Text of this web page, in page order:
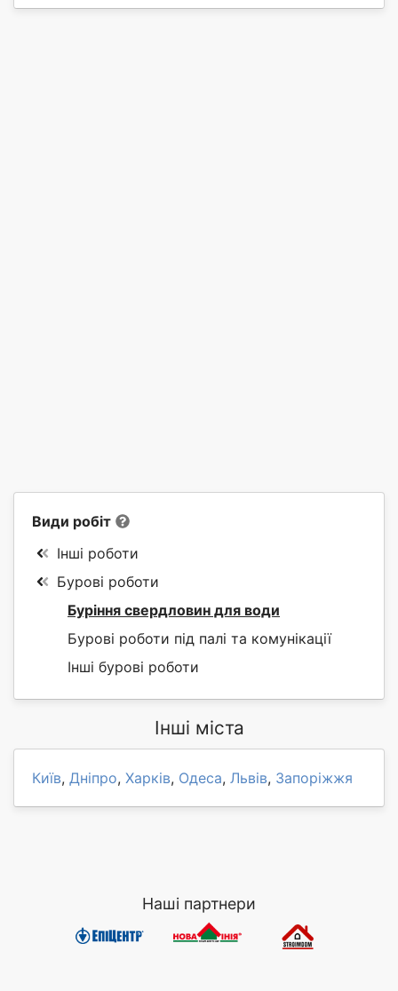
Види робіт
Інші роботи
Бурові роботи
Буріння свердловин для води
Бурові роботи під палі та комунікації
Інші бурові роботи
Інші міста
Київ, Дніпро, Харків, Одеса, Львів, Запоріжжя
Наші партнери